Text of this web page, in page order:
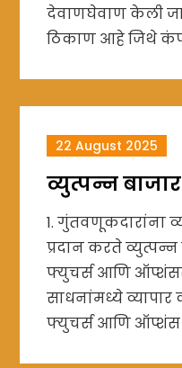
देवाणघेवाण केली
ठिकाण आहे जिथे
22 August 2025
व्युत्पन्न बाजार
1. गुंतवणूकदारांना
प्रदान करते
फ्युचर्स आणि
साधनांमध्ये व्यापार
फ्युचर्स आणि ऑप्शंस